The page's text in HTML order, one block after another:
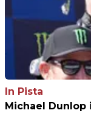
In Pista
Michael Dunlop